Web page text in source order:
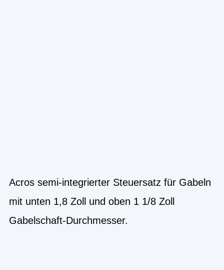
Acros semi-integrierter Steuersatz für Gabeln
mit unten 1,8 Zoll und oben 1 1/8 Zoll
Gabelschaft-Durchmesser.